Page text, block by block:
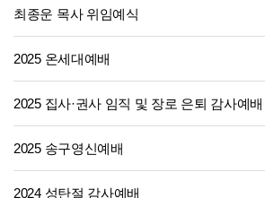
최종운 목사 위임예식
2025 온세대예배
2025 집사·권사 임직 및 장로 은퇴 감사예배
2025 송구영신예배
2024 성탄절 감사예배